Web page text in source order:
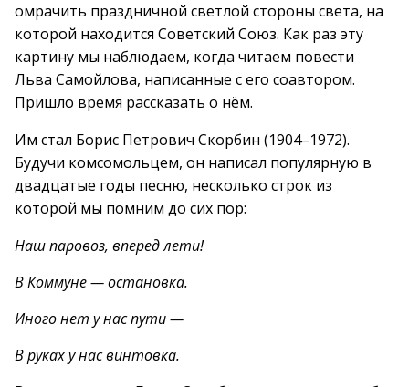
омрачить праздничной светлой стороны света, на
которой находится Советский Союз. Как раз эту
картину мы наблюдаем, когда читаем повести
Льва Самойлова, написанные с его соавтором.
Пришло время рассказать о нём.
Им стал Борис Петрович Скорбин (1904–1972).
Будучи комсомольцем, он написал популярную в
двадцатые годы песню, несколько строк из
которой мы помним до сих пор:
Наш паровоз, вперед лети!
В Коммуне — остановка.
Иного нет у нас пути —
В руках у нас винтовка.